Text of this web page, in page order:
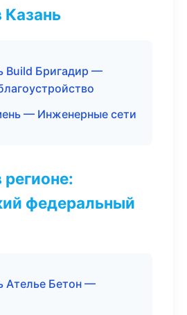
Казань
Build Бригадир —
— Инженерные сети
федеральный
Ателье Бетон —